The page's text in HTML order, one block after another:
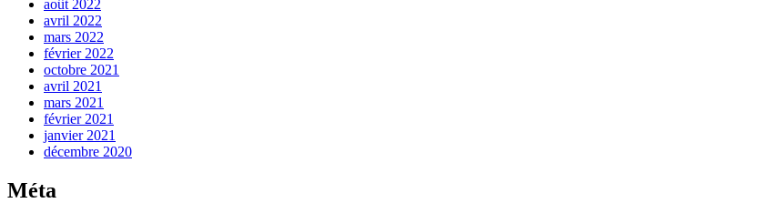
août 2022
avril 2022
mars 2022
février 2022
octobre 2021
avril 2021
mars 2021
février 2021
janvier 2021
décembre 2020
Méta